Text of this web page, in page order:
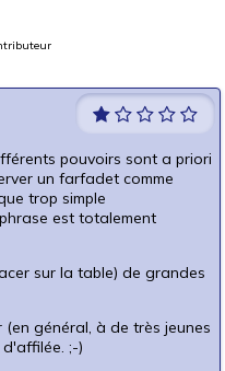
pouvoirs sont a priori
un farfadet comme
trop simple
phrase est totalement
sur la table) de grandes
général, à de très jeunes
;-)